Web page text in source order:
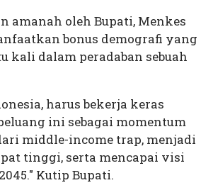
amanah oleh Bupati, Menkes
bonus demografi yang
kali dalam peradaban sebuah
harus bekerja keras
ini sebagai momentum
middle-income trap, menjadi
tinggi, serta mencapai visi
Kutip Bupati.